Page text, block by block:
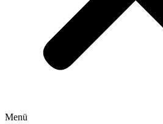
Menü